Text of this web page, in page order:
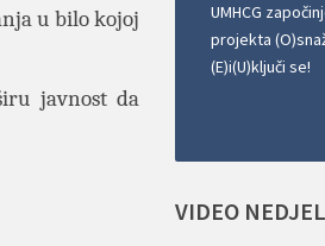
u bilo kojoj
javnost da
UMHCG
projekta
(E)i(U)ključi se!
VIDEO